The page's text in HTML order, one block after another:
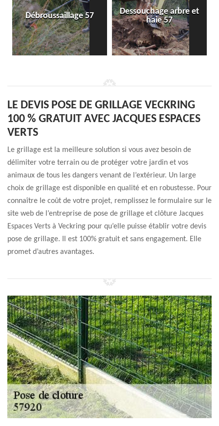
Débroussaillage 57
Dessouchage arbre et
haie 57
LE DEVIS POSE DE GRILLAGE VECKRING
100 % GRATUIT AVEC JACQUES ESPACES
VERTS
Le grillage est la meilleure solution si vous avez besoin de
délimiter votre terrain ou de protéger votre jardin et vos
animaux de tous les dangers venant de l’extérieur. Un large
choix de grillage est disponible en qualité et en robustesse. Pour
connaître le coût de votre projet, remplissez le formulaire sur le
site web de l’entreprise de pose de grillage et clôture Jacques
Espaces Verts à Veckring pour qu’elle puisse établir votre devis
pose de grillage. Il est 100% gratuit et sans engagement. Elle
promet d’autres avantages.